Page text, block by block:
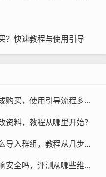
, 电报聊天账号购买,wdd
？快速教程与使用引导
出售纸飞机账号平台几分钟完成购买，使用引导流程多久结束？
资料，教程从哪里开始？
出售纸飞机账号平台买号后怎么导入群组，教程从几步开始？
出售纸飞机账号平台买号会影响安全吗，评测从哪些维度？